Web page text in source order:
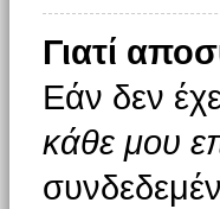
Γιατί
Εάν δεν
κάθε μου